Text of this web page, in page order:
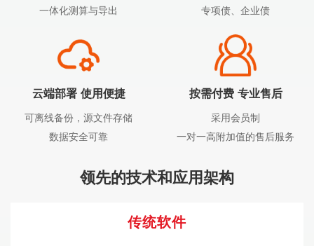
一体化测算与导出
专项债、企业债
云端部署 使用便捷
可离线备份，源文件存储
数据安全可靠
按需付费 专业售后
采用会员制
一对一高附加值的售后服务
领先的技术和应用架构
传统软件